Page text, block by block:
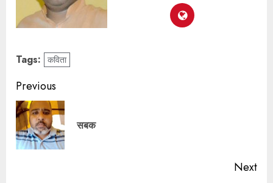
Tags: कविता
Previous
सबक
Next